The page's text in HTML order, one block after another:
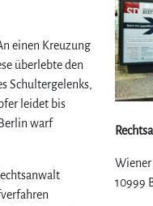
einen Kreuzung
überlebte den
Schultergelenks,
leidet bis
warf
Wiener
10999